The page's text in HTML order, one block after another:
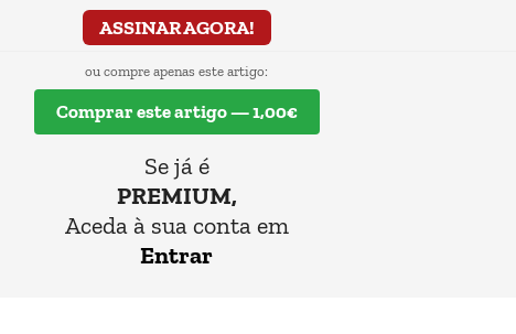
ASSINAR AGORA!
ou compre apenas este artigo:
Comprar este artigo — 1,00€
Se já é
PREMIUM,
Aceda à sua conta em
Entrar